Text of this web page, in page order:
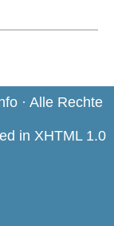
· Alle Rechte
in XHTML 1.0